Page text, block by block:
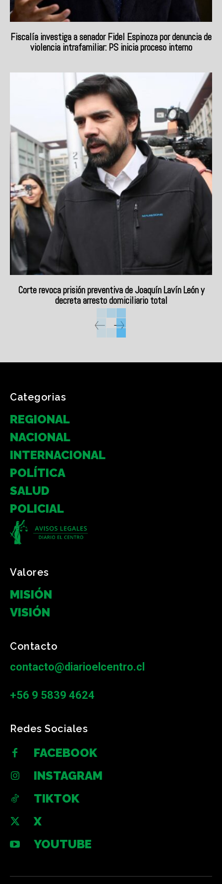
Fiscalía investiga a senador Fidel Espinoza por denuncia de
violencia intrafamiliar: PS inicia proceso interno
Corte revoca prisión preventiva de Joaquín Lavín León y
decreta arresto domiciliario total
Categorias
REGIONAL
NACIONAL
INTERNACIONAL
POLÍTICA
SALUD
POLICIAL
Valores
MISIÓN
VISIÓN
Contacto
contacto@diarioelcentro.cl
+56 9 5839 4624
Redes Sociales
FACEBOOK
INSTAGRAM
TIKTOK
X
YOUTUBE